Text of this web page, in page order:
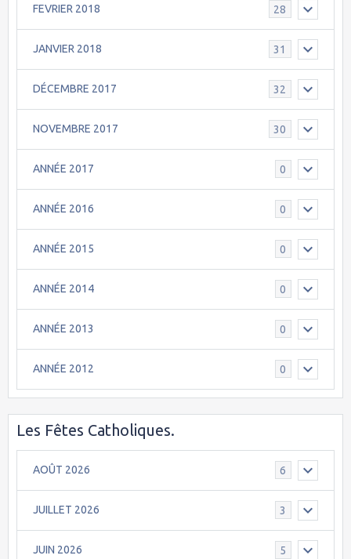
FEVRIER 2018 28
JANVIER 2018 31
DÉCEMBRE 2017 32
NOVEMBRE 2017 30
ANNÉE 2017 0
ANNÉE 2016 0
ANNÉE 2015 0
ANNÉE 2014 0
ANNÉE 2013 0
ANNÉE 2012 0
Les Fêtes Catholiques.
AOÛT 2026 6
JUILLET 2026 3
JUIN 2026 5